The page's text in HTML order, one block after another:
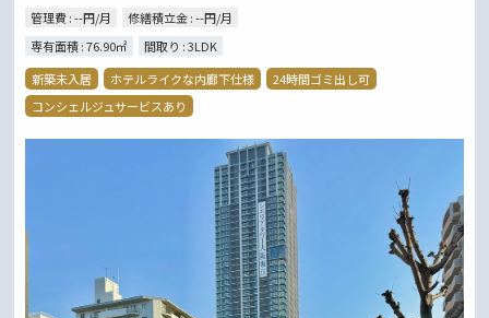
管理費 : --円/月
修繕積立金 : --円/月
専有面積 : 76.90㎡
間取り : 3LDK
新築未入居
ホテルライクな内廊下仕様
24時間ゴミ出し可
コンシェルジュサービスあり